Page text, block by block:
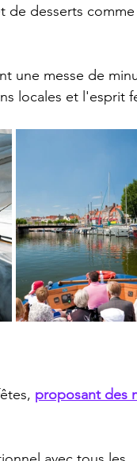
de desserts
une messe de
locales et l'esprit
proposant des